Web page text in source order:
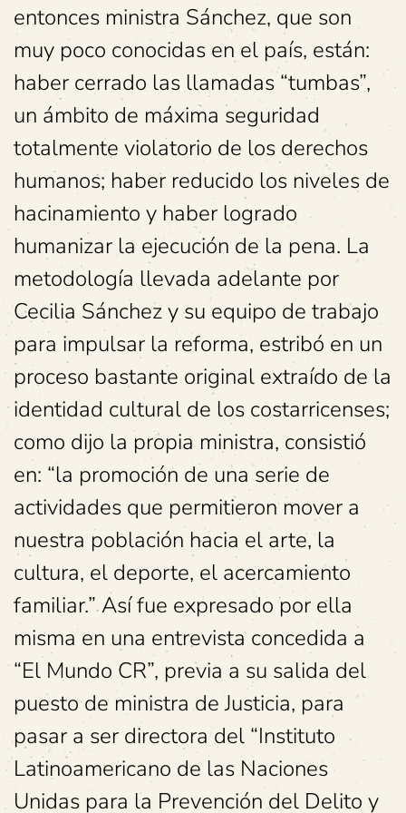
entonces ministra Sánchez, que son
muy poco conocidas en el país, están:
haber cerrado las llamadas “tumbas”,
un ámbito de máxima seguridad
totalmente violatorio de los derechos
humanos; haber reducido los niveles de
hacinamiento y haber logrado
humanizar la ejecución de la pena. La
metodología llevada adelante por
Cecilia Sánchez y su equipo de trabajo
para impulsar la reforma, estribó en un
proceso bastante original extraído de la
identidad cultural de los costarricenses;
como dijo la propia ministra, consistió
en: “la promoción de una serie de
actividades que permitieron mover a
nuestra población hacia el arte, la
cultura, el deporte, el acercamiento
familiar.” Así fue expresado por ella
misma en una entrevista concedida a
“El Mundo CR”, previa a su salida del
puesto de ministra de Justicia, para
pasar a ser directora del “Instituto
Latinoamericano de las Naciones
Unidas para la Prevención del Delito y